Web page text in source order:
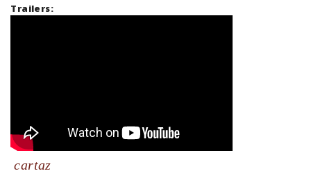
Trailers:
cartaz